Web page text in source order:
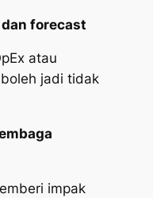
forecast
atau
jadi tidak
impak